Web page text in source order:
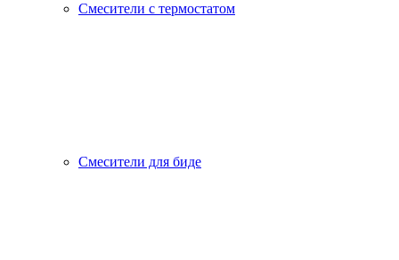
Смесители с термостатом
Смесители для биде